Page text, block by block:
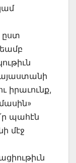
ըստ
իրաւունք,
պահէն
մէջ